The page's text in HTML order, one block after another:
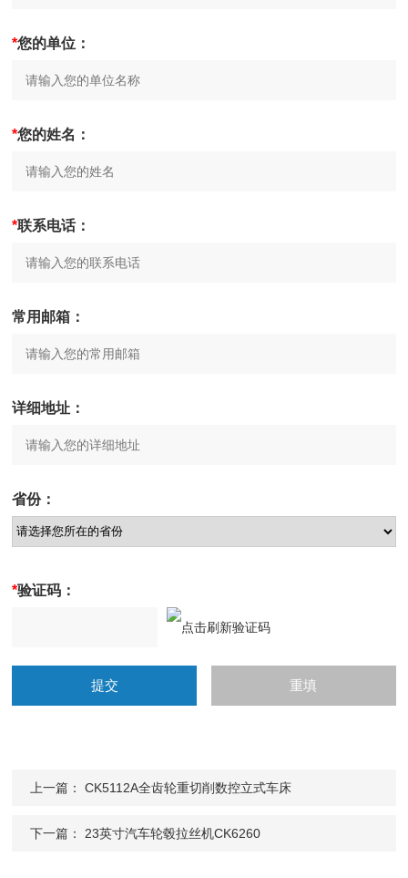
*您的单位：
*您的姓名：
*联系电话：
常用邮箱：
详细地址：
省份：
*验证码：
上一篇：CK5112A全齿轮重切削数控立式车床
下一篇： 23英寸汽车轮毂拉丝机CK6260